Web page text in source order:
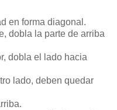
en forma diagonal.
dobla la parte de arriba
dobla el lado hacia
lado, deben quedar